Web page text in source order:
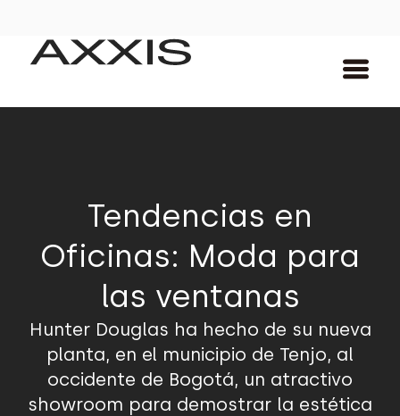
Tendencias en
Oficinas: Moda para
las ventanas
Hunter Douglas ha hecho de su nueva
planta, en el municipio de Tenjo, al
occidente de Bogotá, un atractivo
showroom para demostrar la estética